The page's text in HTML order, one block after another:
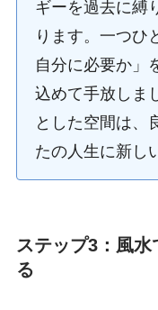
ギーを過去に縛
ります。一つひ
自分に必要か」
込めて手放しま
とした空間は、
たの人生に新し
ステップ3：風
る